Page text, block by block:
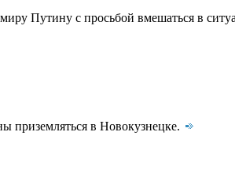
Путину с просьбой вмешаться в
приземляться в Новокузнецке.